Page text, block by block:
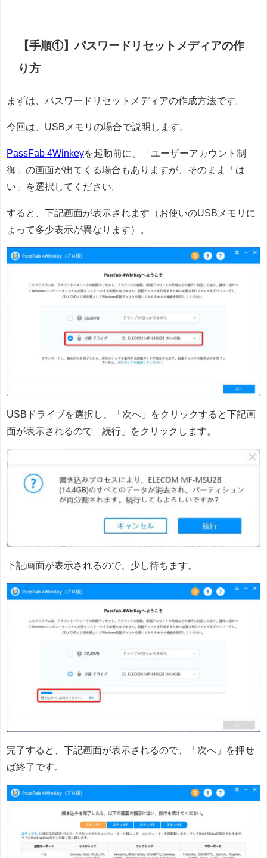
【手順①】パスワードリセットメディアの作
り方
まずは、パスワードリセットメディアの作成方法です。
今回は、USBメモリの場合で説明します。
PassFab 4Winkeyを起動前に、「ユーザーアカウント制
御」の画面が出てくる場合もありますが、そのまま「は
い」を選択してください。
すると、下記画面が表示されます（お使いのUSBメモリに
よって多少表示が異なります）。
USBドライブを選択し、「次へ」をクリックすると下記画
面が表示されるので「続行」をクリックします。
下記画面が表示されるので、少し待ちます。
完了すると、下記画面が表示されるので、「次へ」を押せ
ば終了です。